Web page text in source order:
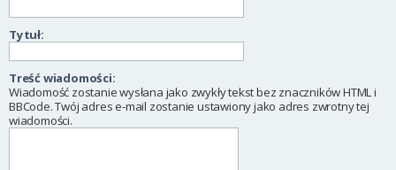
Tytuł:
Treść wiadomości:
Wiadomość zostanie wysłana jako zwykły tekst bez znaczników HTML i
BBCode. Twój adres e-mail zostanie ustawiony jako adres zwrotny tej
wiadomości.